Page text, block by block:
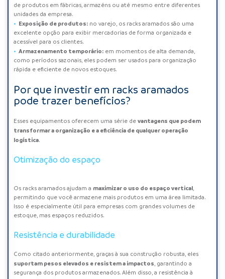
de produtos em fábricas, armazéns ou até mesmo entre diferentes
unidades da empresa.
Exposição de produtos: no varejo, os racks aramados são uma
excelente opção para exibir mercadorias de forma organizada e
acessível para os clientes.
Armazenamento temporário: em momentos de alta demanda,
como períodos sazonais, eles podem ser usados para organização
rápida e eficiente de novos estoques.
Por que investir em racks aramados
pode trazer benefícios?
Esses equipamentos oferecem uma série devantagens que podem
transformar a organização e a eficiência de qualquer operação
logística.
Otimização do espaço
Os racks aramados ajudam a maximizar o uso do espaço vertical,
permitindo que você armazene mais produtos em uma área limitada.
Isso é especialmente útil para empresas com grandes volumes de
estoque, mas espaços reduzidos.
Resistência e durabilidade
Como citado anteriormente, graças à sua construção robusta, eles
suportam pesos elevados e resistem a impactos, garantindo a
segurança dos produtos armazenados. Além disso, a resistência à